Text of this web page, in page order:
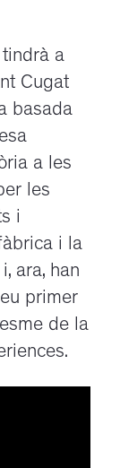
a
Cugat
basada
a les
les
i
i la
ara, han
primer
de la